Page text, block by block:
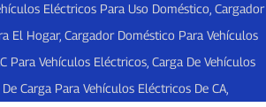
Eléctricos Para Uso Doméstico, Cargador
El Hogar, Cargador Doméstico Para Vehículos
Para Vehículos Eléctricos, Carga De Vehículos
Carga Para Vehículos Eléctricos De CA,